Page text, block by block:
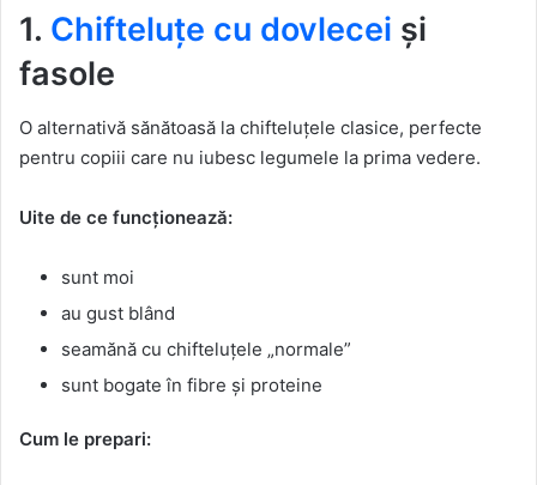
1. Chifteluțe cu dovlecei și
fasole
O alternativă sănătoasă la chifteluțele clasice, perfecte
pentru copiii care nu iubesc legumele la prima vedere.
Uite de ce funcționează:
sunt moi
au gust blând
seamănă cu chifteluțele „normale”
sunt bogate în fibre și proteine
Cum le prepari: